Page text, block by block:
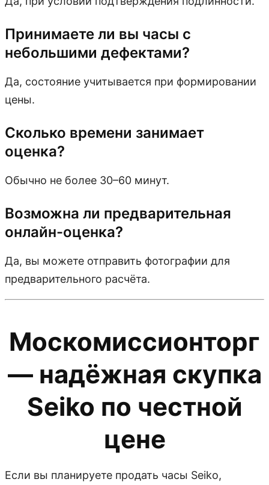
Принимаете ли вы часы с
небольшими дефектами?
Да, состояние учитывается при формировании
цены.
Сколько времени занимает
оценка?
Обычно не более 30–60 минут.
Возможна ли предварительная
онлайн-оценка?
Да, вы можете отправить фотографии для
предварительного расчёта.
Москомиссионторг
— надёжная скупка
Seiko по честной
цене
Если вы планируете продать часы Seiko,